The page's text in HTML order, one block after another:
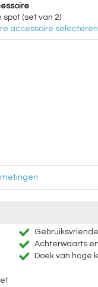
spot (set van 2)
accessoire selecteren
Achterwaarts
Doek van hoge